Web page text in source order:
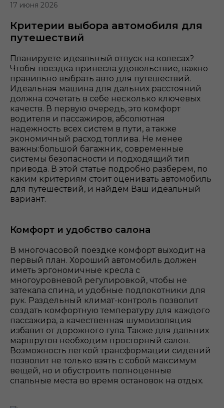
17 июня 2026
Критерии выбора автомобиля для
путешествий
Планируете идеальный отпуск на колесах?
Чтобы поездка принесла удовольствие, важно
правильно выбрать авто для путешествий.
Идеальная машина для дальних расстояний
должна сочетать в себе несколько ключевых
качеств. В первую очередь, это комфорт
водителя и пассажиров, абсолютная
надежность всех систем в пути, а также
экономичный расход топлива. Не менее
важны:большой багажник, современные
системы безопасности и подходящий тип
привода. В этой статье подробно разберем, по
каким критериям стоит оценивать автомобиль
для путешествий, и найдем Ваш идеальный
вариант.
Комфорт и удобство салона
В многочасовой поездке комфорт выходит на
первый план. Хороший автомобиль должен
иметь эргономичные кресла с
многоуровневой регулировкой, чтобы не
затекала спина, и удобные подлокотники для
рук. Раздельный климат-контроль позволит
создать комфортную температуру для каждого
пассажира, а качественная шумоизоляция
избавит от дорожного гула. Также для дальних
маршрутов необходим просторный салон.
Возможность легкой трансформации сидений
позволит не только взять с собой максимум
вещей, но и обустроить полноценные
спальные места во время остановок на отдых.